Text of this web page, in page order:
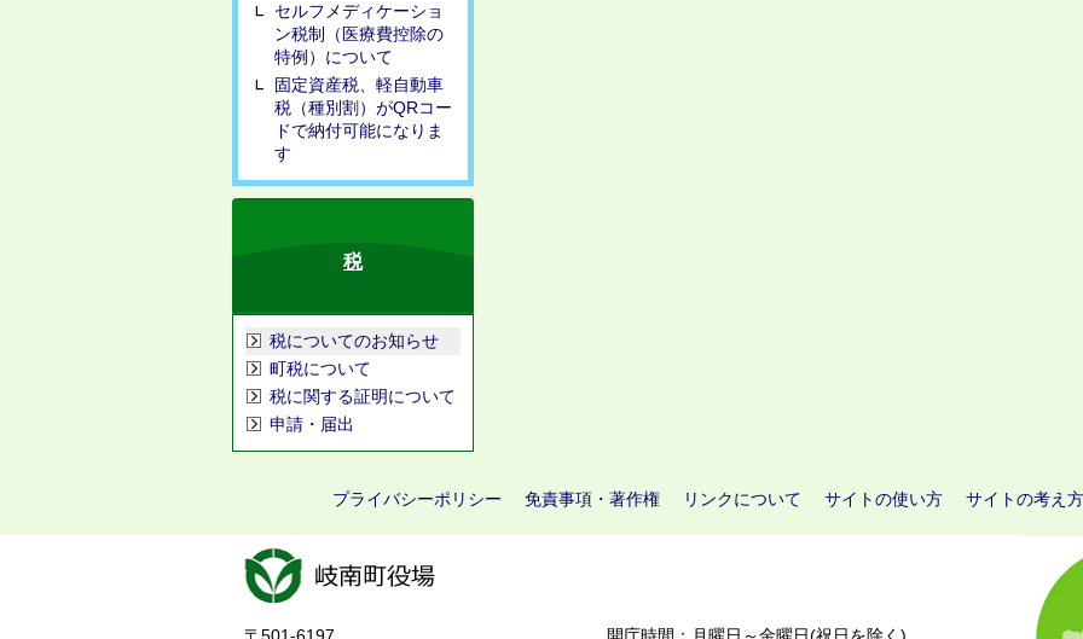
セルフメディケーショ
ン税制（医療費控除の
特例）について
固定資産税、軽自動車
税（種別割）がQRコー
ドで納付可能になりま
す
税
税についてのお知らせ
町税について
税に関する証明について
申請・届出
プライバシーポリシー 免責事項・著作権 リンクについて サイトの使い方 サイトの考え方